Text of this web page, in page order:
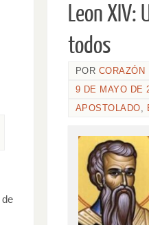
Leon XIV:
todos
POR CORAZÓN
9 DE MAYO DE
APOSTOLADO,